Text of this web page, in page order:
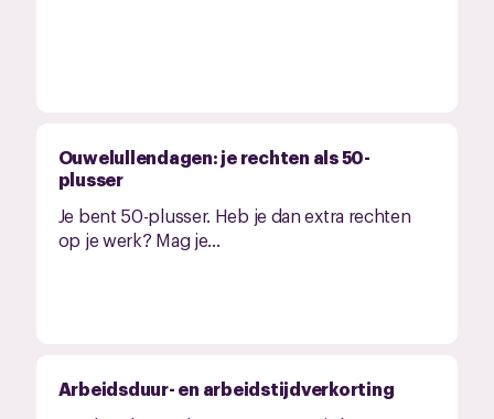
Ouwelullendagen: je rechten als 50-
plusser
Je bent 50-plusser. Heb je dan extra rechten
op je werk? Mag je...
Arbeidsduur- en arbeidstijdverkorting